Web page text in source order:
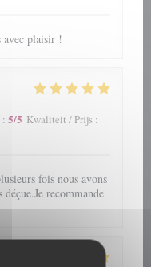
avec plaisir !
: 5/5 Kwaliteit / Prijs :
fois nous avons
recommande